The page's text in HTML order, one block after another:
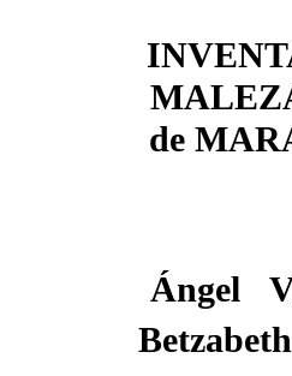
de
Ángel
Betzabeth